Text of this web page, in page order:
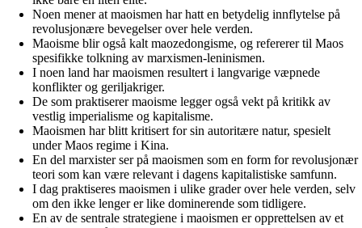
Noen mener at maoismen har hatt en betydelig innflytelse på
revolusjonære bevegelser over hele verden.
Maoisme blir også kalt maozedongisme, og refererer til Maos
spesifikke tolkning av marxismen-leninismen.
I noen land har maoismen resultert i langvarige væpnede
konflikter og geriljakriger.
De som praktiserer maoisme legger også vekt på kritikk av
vestlig imperialisme og kapitalisme.
Maoismen har blitt kritisert for sin autoritære natur, spesielt
under Maos regime i Kina.
En del marxister ser på maoismen som en form for revolusjonær
teori som kan være relevant i dagens kapitalistiske samfunn.
I dag praktiseres maoismen i ulike grader over hele verden, selv
om den ikke lenger er like dominerende som tidligere.
En av de sentrale strategiene i maoismen er opprettelsen av et